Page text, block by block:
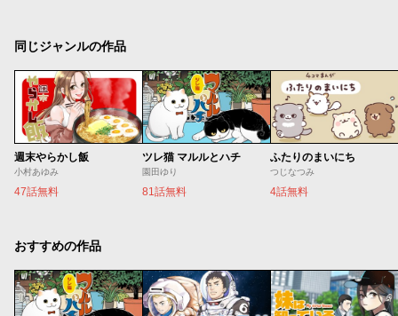
同じジャンルの作品
週末やらかし飯
小村あゆみ
47話無料
ツレ猫 マルルとハチ
園田ゆり
81話無料
ふたりのまいにち
つじなつみ
4話無料
おすすめの作品